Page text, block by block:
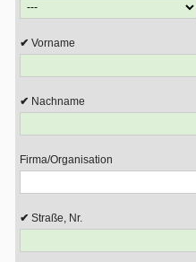
Vorname
Nachname
Firma/Organisation
Straße, Nr.